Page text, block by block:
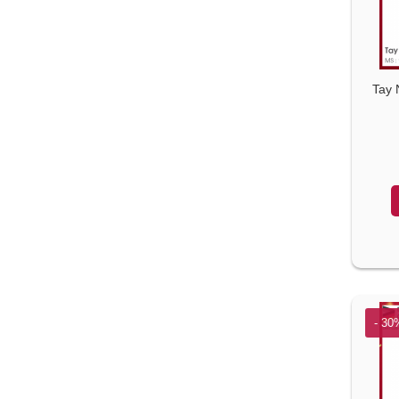
Tay
-